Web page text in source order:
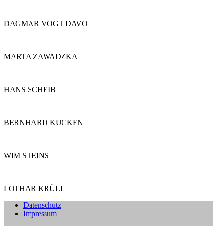
DAGMAR VOGT DAVO
MARTA ZAWADZKA
HANS SCHEIB
BERNHARD KUCKEN
WIM STEINS
LOTHAR KRÜLL
Datenschutz
Impressum